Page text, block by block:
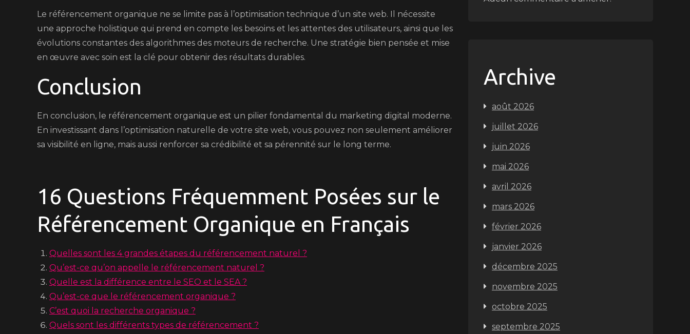
Le référencement organique ne se limite pas à l’optimisation technique d’un site web. Il nécessite
une approche holistique qui prend en compte les besoins et les attentes des utilisateurs, ainsi que les
évolutions constantes des algorithmes des moteurs de recherche. Une stratégie bien pensée et mise
en œuvre avec soin est la clé pour obtenir des résultats durables.
Conclusion
En conclusion, le référencement organique est un pilier fondamental du marketing digital moderne.
En investissant dans l’optimisation naturelle de votre site web, vous pouvez non seulement améliorer
sa visibilité en ligne, mais aussi renforcer sa crédibilité et sa pérennité sur le long terme.
16 Questions Fréquemment Posées sur le
Référencement Organique en Français
Quelles sont les 4 grandes étapes du référencement naturel ?
Qu’est-ce qu’on appelle le référencement naturel ?
Quelle est la différence entre le SEO et le SEA ?
Qu’est-ce que le référencement organique ?
C’est quoi la recherche organique ?
Quels sont les différents types de référencement ?
Archive
août 2026
juillet 2026
juin 2026
mai 2026
avril 2026
mars 2026
février 2026
janvier 2026
décembre 2025
novembre 2025
octobre 2025
septembre 2025